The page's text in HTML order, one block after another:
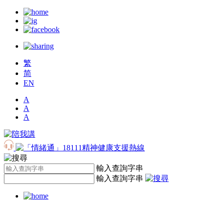
繁
简
EN
A
A
A
輸入查詢字串
輸入查詢字串